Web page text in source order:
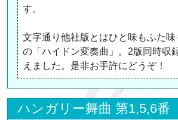
す。
文字通り他社版とはひと味もふた
の「ハイドン変奏曲」。2版同時収
えました。是非お手許にどうぞ！
ハンガリー舞曲 第1,5,6番